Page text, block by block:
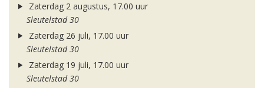
Zaterdag 2 augustus, 17.00 uur
Sleutelstad 30
Zaterdag 26 juli, 17.00 uur
Sleutelstad 30
Zaterdag 19 juli, 17.00 uur
Sleutelstad 30